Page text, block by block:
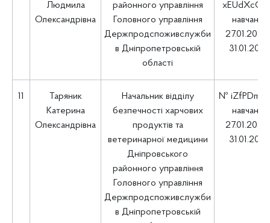
Людмила
Олександрівна
районного управління
Головного управління
Держпродспоживслужби
в Дніпропетровській
області
навчання
27.01.2025
31.01.2025
11
Таряник
Катерина
Олександрівна
Начальник відділу
безпечності харчових
продуктів та
ветеринарної медицини
Дніпровського
районного управління
Головного управління
Держпродспоживслужби
в Дніпропетровській
№
навчання
27.01.2025
31.01.2025